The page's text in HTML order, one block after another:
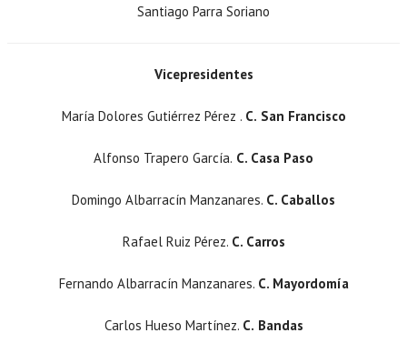
Santiago Parra Soriano
Vicepresidentes
María Dolores Gutiérrez Pérez . C. San Francisco
Alfonso Trapero García. C. Casa Paso
Domingo Albarracín Manzanares. C. Caballos
Rafael Ruiz Pérez. C. Carros
Fernando Albarracín Manzanares. C. Mayordomía
Carlos Hueso Martínez. C. Bandas